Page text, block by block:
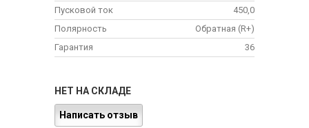
Пусковой ток
450,0
Полярность
Обратная (R+)
Гарантия
36
НЕТ НА СКЛАДЕ
Написать отзыв